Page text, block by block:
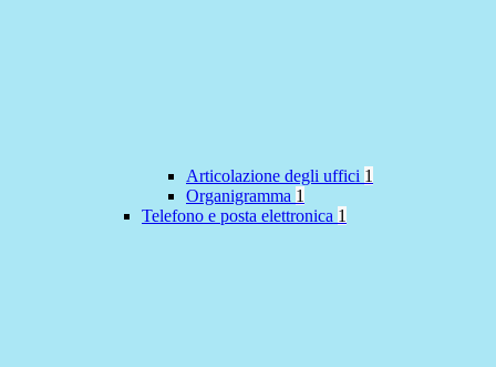
Articolazione degli uffici 1
Organigramma 1
Telefono e posta elettronica 1